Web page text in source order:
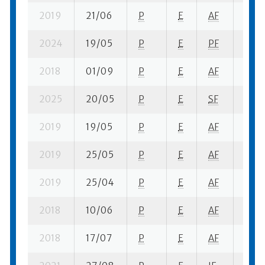
2019 21/06 P E AF
2024 19/05 P E PF
2018 01/09 P E AF
2025 20/05 P E SF
2019 19/05 P E AF
2019 25/05 P E AF
2019 25/04 P E AF
2018 10/06 P E AF
2018 17/07 P E AF